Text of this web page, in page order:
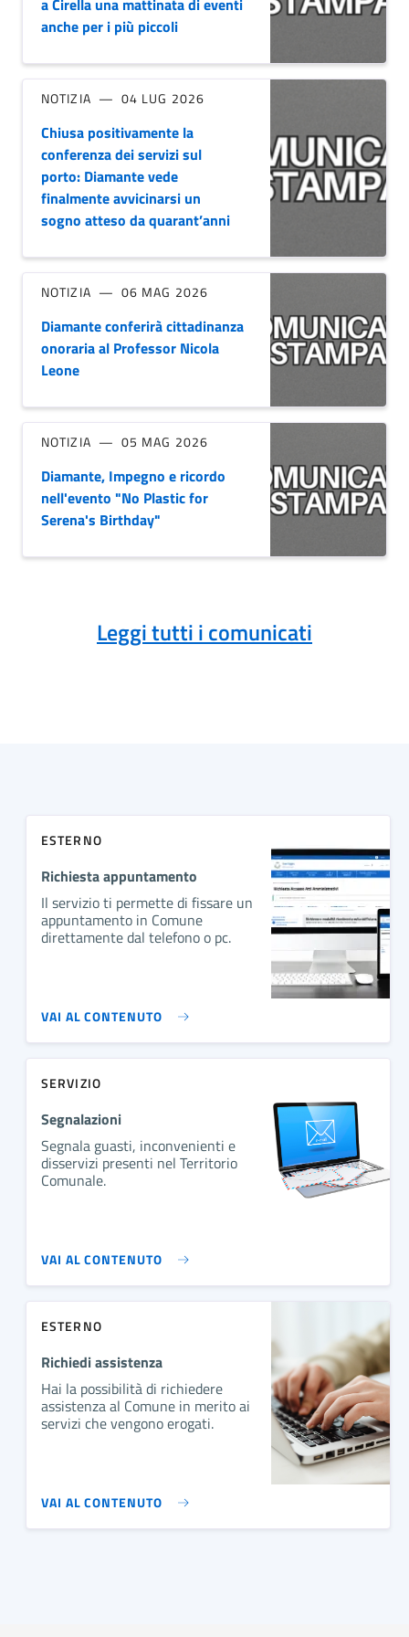
a Cirella una mattinata di eventi
anche per i più piccoli
NOTIZIA 04 LUG 2026
Chiusa positivamente la
conferenza dei servizi sul
porto: Diamante vede
finalmente avvicinarsi un
sogno atteso da quarant’anni
NOTIZIA 06 MAG 2026
Diamante conferirà cittadinanza
onoraria al Professor Nicola
Leone
NOTIZIA 05 MAG 2026
Diamante, Impegno e ricordo
nell'evento "No Plastic for
Serena's Birthday"
Leggi tutti i comunicati
ESTERNO
Richiesta appuntamento
Il servizio ti permette di fissare un
appuntamento in Comune
direttamente dal telefono o pc.
VAI AL CONTENUTO
SERVIZIO
Segnalazioni
Segnala guasti, inconvenienti e
disservizi presenti nel Territorio
Comunale.
VAI AL CONTENUTO
ESTERNO
Richiedi assistenza
Hai la possibilità di richiedere
assistenza al Comune in merito ai
servizi che vengono erogati.
VAI AL CONTENUTO